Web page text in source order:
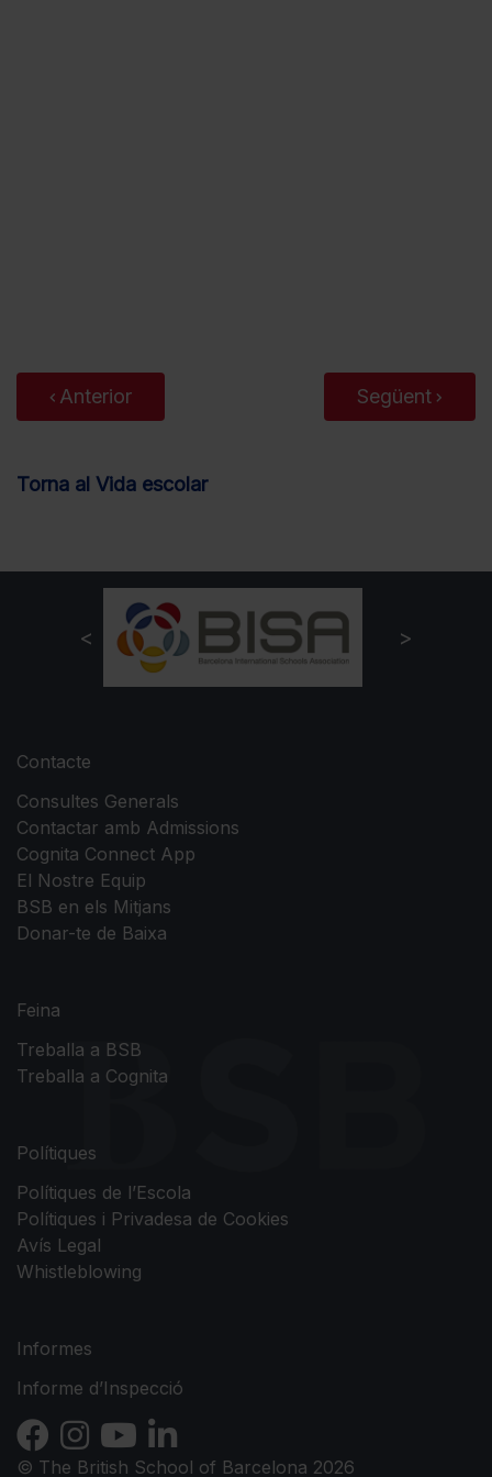
Anterior Següent
Torna al Vida escolar
Contacte
Consultes Generals
Contactar amb Admissions
Cognita Connect App
El Nostre Equip
BSB en els Mitjans
Donar-te de Baixa
Feina
Treballa a BSB
Treballa a Cognita
Polítiques
Polítiques de l’Escola
Polítiques i Privadesa de Cookies
Avís Legal
Whistleblowing
Informes
Informe d’Inspecció
© The British School of Barcelona 2026